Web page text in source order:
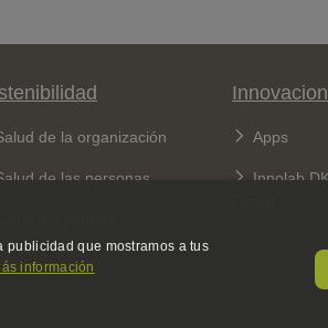
de la organización
de las personas
Innovacion
Apps
Innolab
publicidad que mostramos a tus
información